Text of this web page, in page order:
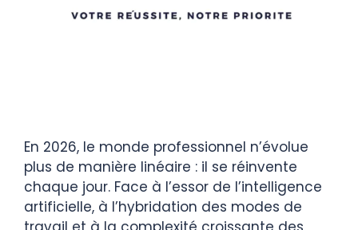
En 2026, le monde professionnel n’évolue
plus de manière linéaire : il se réinvente
chaque jour. Face à l’essor de l’intelligence
artificielle, à l’hybridation des modes de